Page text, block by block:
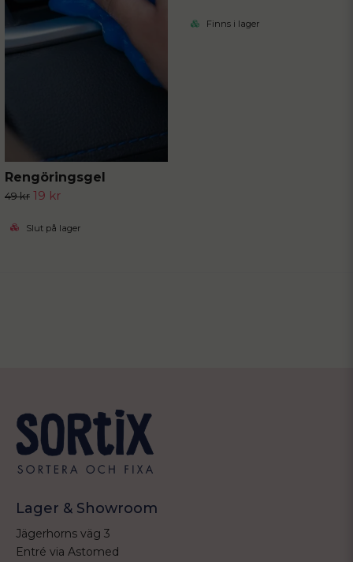
Rengöringsgel
49 kr 19 kr
Slut på lager
Finns i lager
Lager & Showroom
Jägerhorns väg 3
Entré via Astomed